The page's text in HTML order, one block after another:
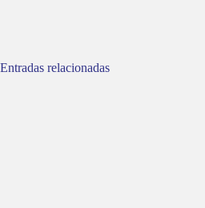
Entradas relacionadas